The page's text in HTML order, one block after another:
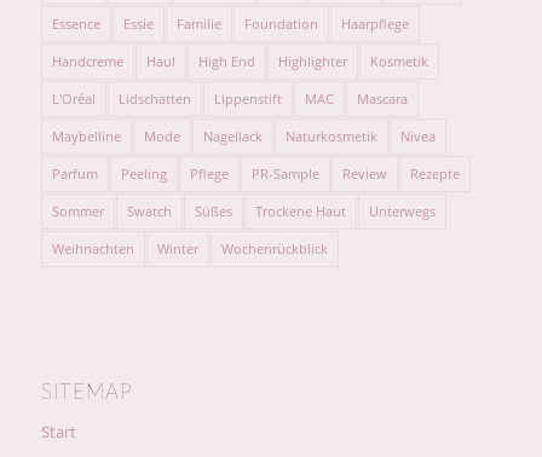
Essence Essie Familie Foundation Haarpflege
Handcreme Haul High End Highlighter Kosmetik
L'Oréal Lidschatten Lippenstift MAC Mascara
Maybelline Mode Nagellack Naturkosmetik Nivea
Parfum Peeling Pflege PR-Sample Review Rezepte
Sommer Swatch Süßes Trockene Haut Unterwegs
Weihnachten Winter Wochenrückblick
SITEMAP
Start